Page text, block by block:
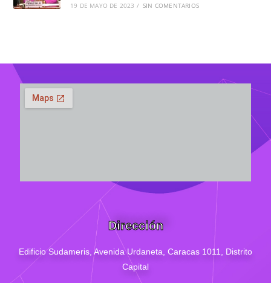
19 DE MAYO DE 2023 / SIN COMENTARIOS
Dirección
Edificio Sudameris, Avenida Urdaneta, Caracas 1011, Distrito
Capital